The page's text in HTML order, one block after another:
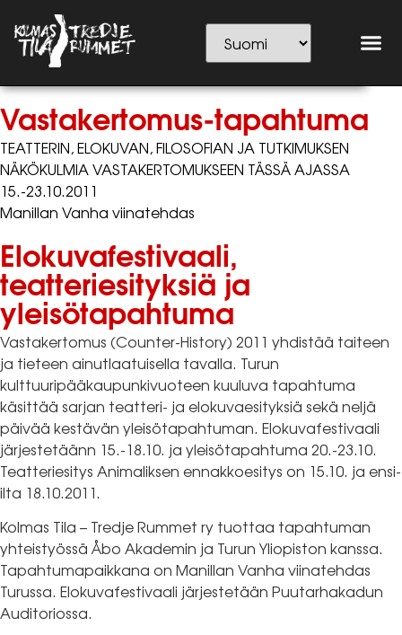
Vastakertomus-tapahtuma
TEATTERIN, ELOKUVAN, FILOSOFIAN JA TUTKIMUKSEN
NÄKÖKULMIA VASTAKERTOMUKSEEN TÄSSÄ AJASSA
15.-23.10.2011
Manillan Vanha viinatehdas
Elokuvafestivaali,
teatteriesityksiä ja
yleisötapahtuma
Vastakertomus (Counter-History) 2011 yhdistää taiteen
ja tieteen ainutlaatuisella tavalla. Turun
kulttuuripääkaupunkivuoteen kuuluva tapahtuma
käsittää sarjan teatteri- ja elokuvaesityksiä sekä neljä
päivää kestävän yleisötapahtuman. Elokuvafestivaali
järjestetäänn 15.-18.10. ja yleisötapahtuma 20.-23.10.
Teatteriesitys Animaliksen ennakkoesitys on 15.10. ja ensi-
ilta 18.10.2011.
Kolmas Tila – Tredje Rummet ry tuottaa tapahtuman
yhteistyössä Åbo Akademin ja Turun Yliopiston kanssa.
Tapahtumapaikkana on Manillan Vanha viinatehdas
Turussa. Elokuvafestivaali järjestetään Puutarhakadun
Auditoriossa.